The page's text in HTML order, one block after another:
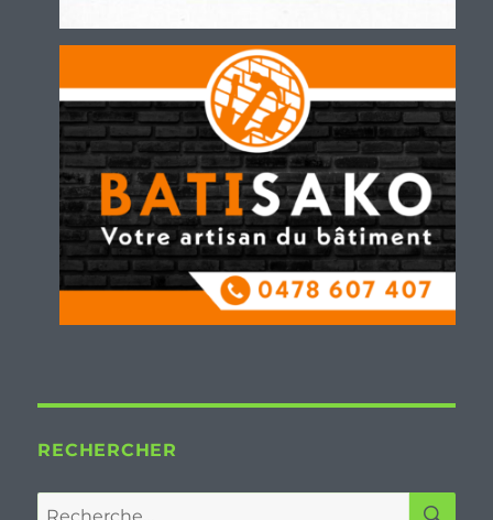
RECHERCHER
Recherche